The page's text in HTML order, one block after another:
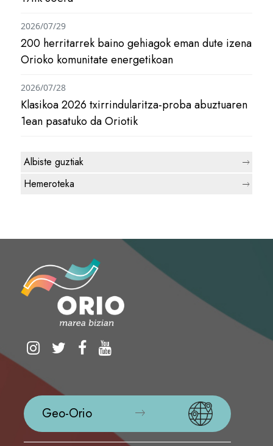
200 herritarrek baino gehiagok eman dute izena
Orioko komunitate energetikoan
2026/07/29
Klasikoa 2026 txirrindularitza-proba abuztuaren
1ean pasatuko da Oriotik
2026/07/28
Albiste guztiak
Hemeroteka
Geo-Orio